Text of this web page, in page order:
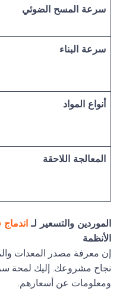
سرعة المسح الضوئي
سرعة البناء
أنواع المواد
المعالجة اللاحقة
الموردين والتسعير لـاندماج
الأنظمة
إن معرفة مصدر المعدات
نجاح مشروعك. إليك لمحة
ومعلومات عن أسعارهم.